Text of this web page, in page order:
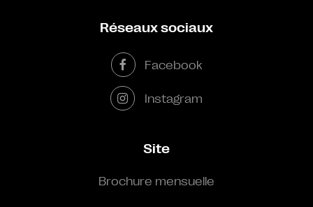
Réseaux sociaux
Facebook
Instagram
Site
Brochure mensuelle